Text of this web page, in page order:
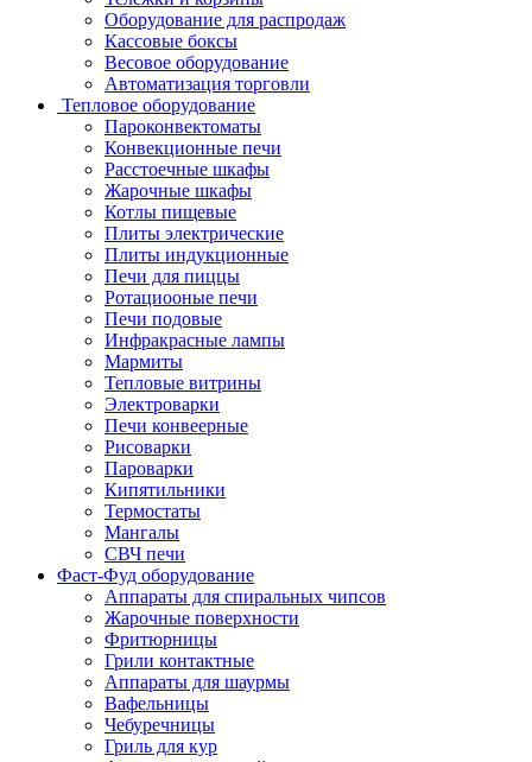
Оборудование для распродаж
Кассовые боксы
Весовое оборудование
Автоматизация торговли
Тепловое оборудование
Пароконвектоматы
Конвекционные печи
Расстоечные шкафы
Жарочные шкафы
Котлы пищевые
Плиты электрические
Плиты индукционные
Печи для пиццы
Ротациооные печи
Печи подовые
Инфракрасные лампы
Мармиты
Тепловые витрины
Электроварки
Печи конвеерные
Рисоварки
Пароварки
Кипятильники
Термостаты
Мангалы
СВЧ печи
Фаст-Фуд оборудование
Аппараты для спиральных чипсов
Жарочные поверхности
Фритюрницы
Грили контактные
Аппараты для шаурмы
Вафельницы
Чебуречницы
Гриль для кур